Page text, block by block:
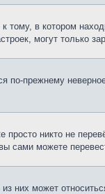
в котором
могут только
прежнему
никто не
сами можете
них может